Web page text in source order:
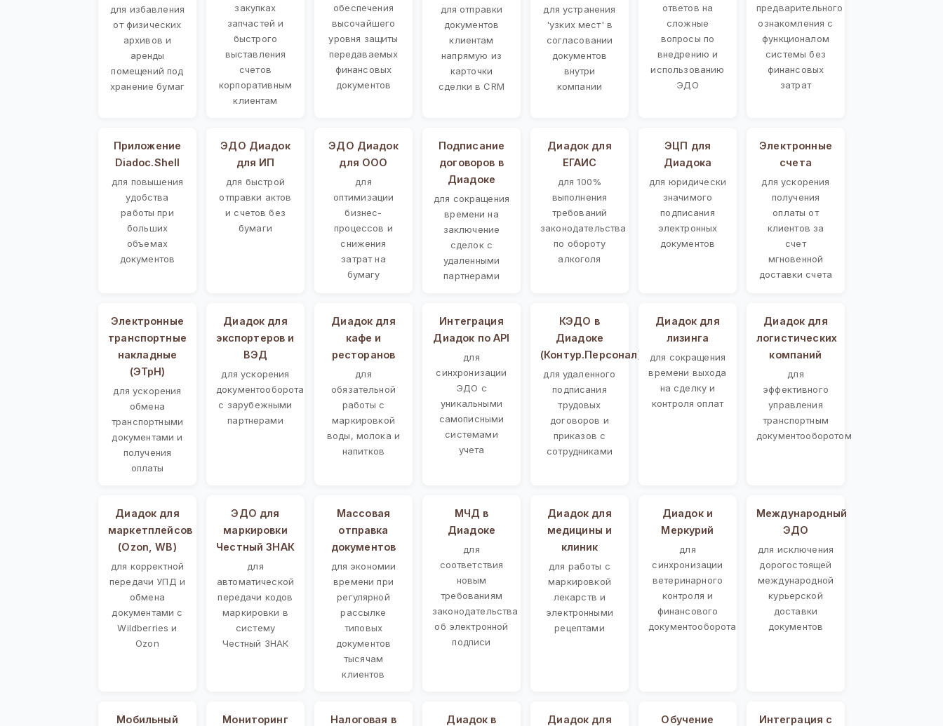
для избавления
от физических
архивов и
аренды
помещений под
хранение бумаг
закупках
запчастей и
быстрого
выставления
счетов
корпоративным
клиентам
обеспечения
высочайшего
уровня защиты
передаваемых
финансовых
документов
для отправки
документов
клиентам
напрямую из
карточки
сделки в CRM
для устранения
'узких мест' в
согласовании
документов
внутри
компании
ответов на
сложные
вопросы по
внедрению и
использованию
ЭДО
предварительного
ознакомления с
функционалом
системы без
финансовых
затрат
Приложение
Diadoc.Shell
для повышения
удобства
работы при
больших
объемах
документов
ЭДО Диадок
для ИП
для быстрой
отправки актов
и счетов без
бумаги
ЭДО Диадок
для ООО
для
оптимизации
бизнес-
процессов и
снижения
затрат на
бумагу
Подписание
договоров в
Диадоке
для сокращения
времени на
заключение
сделок с
удаленными
партнерами
Диадок для
ЕГАИС
для 100%
выполнения
требований
законодательства
по обороту
алкоголя
ЭЦП для
Диадока
для юридически
значимого
подписания
электронных
документов
Электронные
счета
для ускорения
получения
оплаты от
клиентов за
счет
мгновенной
доставки счета
Электронные
транспортные
накладные
(ЭТрН)
для ускорения
обмена
транспортными
документами и
получения
оплаты
Диадок для
экспортеров и
ВЭД
для ускорения
документооборота
с зарубежными
партнерами
Диадок для
кафе и
ресторанов
для
обязательной
работы с
маркировкой
воды, молока и
напитков
Интеграция
Диадок по API
для
синхронизации
ЭДО с
уникальными
самописными
системами
учета
КЭДО в
Диадоке
(Контур.Персонал)
для удаленного
подписания
трудовых
договоров и
приказов с
сотрудниками
Диадок для
лизинга
для сокращения
времени выхода
на сделку и
контроля оплат
Диадок для
логистических
компаний
для
эффективного
управления
транспортным
документооборотом
Диадок для
маркетплейсов
(Ozon, WB)
для корректной
передачи УПД и
обмена
документами с
Wildberries и
Ozon
ЭДО для
маркировки
Честный ЗНАК
для
автоматической
передачи кодов
маркировки в
систему
Честный ЗНАК
Массовая
отправка
документов
для экономии
времени при
регулярной
рассылке
типовых
документов
тысячам
клиентов
МЧД в
Диадоке
для
соответствия
новым
требованиям
законодательства
об электронной
подписи
Диадок для
медицины и
клиник
для работы с
маркировкой
лекарств и
электронными
рецептами
Диадок и
Меркурий
для
синхронизации
ветеринарного
контроля и
финансового
документооборота
Международный
ЭДО
для исключения
дорогостоящей
международной
курьерской
доставки
документов
Мобильный
Мониторинг
Налоговая в
Диадок в
Диадок для
Обучение
Интеграция с